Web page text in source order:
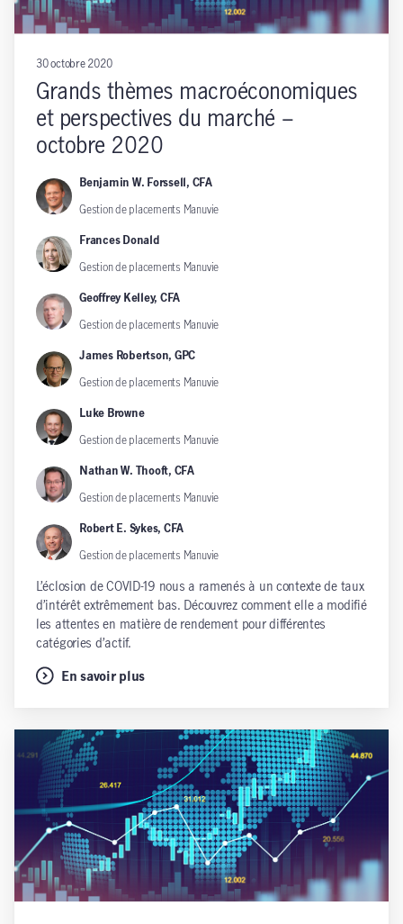
30 octobre 2020
Grands thèmes macroéconomiques
et perspectives du marché –
octobre 2020
Benjamin W. Forssell, CFA
Gestion de placements Manuvie
Frances Donald
Gestion de placements Manuvie
Geoffrey Kelley, CFA
Gestion de placements Manuvie
James Robertson, GPC
Gestion de placements Manuvie
Luke Browne
Gestion de placements Manuvie
Nathan W. Thooft, CFA
Gestion de placements Manuvie
Robert E. Sykes, CFA
Gestion de placements Manuvie
L’éclosion de COVID-19 nous a ramenés à un contexte de taux
d’intérêt extrêmement bas. Découvrez comment elle a modifié
les attentes en matière de rendement pour différentes
catégories d’actif.
En savoir plus